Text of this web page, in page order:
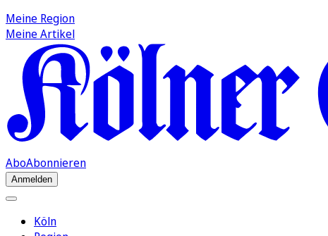
Meine Region
Meine Artikel
AboAbonnieren
Anmelden
Köln